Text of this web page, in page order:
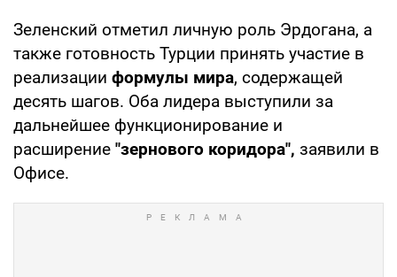
Зеленский отметил личную роль Эрдогана, а
также готовность Турции принять участие в
реализации формулы мира, содержащей
десять шагов. Оба лидера выступили за
дальнейшее функционирование и
расширение "зернового коридора", заявили в
Офисе.